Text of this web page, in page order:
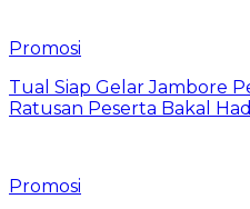
Promosi
Tual Siap Gelar Jambore
Ratusan Peserta Bakal
Promosi